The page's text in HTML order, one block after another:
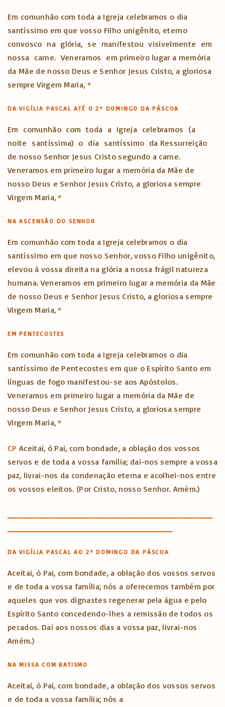
Em comunhão com toda a Igreja celebramos o dia
santíssimo em que vosso Filho unigênito, eterno
convosco na glória, se manifestou visivelmente em
nossa carne. Veneramos em primeiro lugar a memória
da Mãe de nosso Deus e Senhor Jesus Cristo, a gloriosa
sempre Virgem Maria, *
DA VIGÍLIA PASCAL ATÉ O 2º DOMINGO DA PÁSCOA
Em comunhão com toda a Igreja celebramos (a
noite santíssima) o dia santíssimo da Ressurreição
de nosso Senhor Jesus Cristo segundo a carne.
Veneramos em primeiro lugar a memória da Mãe de
nosso Deus e Senhor Jesus Cristo, a gloriosa sempre
Virgem Maria,*
NA ASCENSÃO DO SENHOR
Em comunhão com toda a Igreja celebramos o dia
santíssimo em que nosso Senhor, vosso Filho unigênito,
elevou à vossa direita na glória a nossa frágil natureza
humana. Veneramos em primeiro lugar a memória da Mãe
de nosso Deus e Senhor Jesus Cristo, a gloriosa sempre
Virgem Maria,*
EM PENTECOSTES
Em comunhão com toda a Igreja celebramos o dia
santíssimo de Pentecostes em que o Espírito Santo em
línguas de fogo manifestou-se aos Apóstolos.
Veneramos em primeiro lugar a memória da Mãe de
nosso Deus e Senhor Jesus Cristo, a gloriosa sempre
Virgem Maria,*
CP Aceitai, ó Pai, com bondade, a oblação dos vossos
servos e de toda a vossa família; dai-nos sempre a vossa
paz, livrai-nos da condenação eterna e acolhei-nos entre
os vossos eleitos. (Por Cristo, nosso Senhor. Amém.)
DA VIGÍLIA PASCAL AO 2º DOMINGO DA PÁSCOA
Aceitai, ó Pai, com bondade, a oblação dos vossos servos
e de toda a vossa família; nós a oferecemos também por
aqueles que vos dignastes regenerar pela água e pelo
Espírito Santo concedendo-lhes a remissão de todos os
pecados. Dai aos nossos dias a vossa paz, livrai-nos
Amém.)
NA MISSA COM BATISMO
Aceitai, ó Pai, com bondade, a oblação dos vossos servos
e de toda a vossa família; nós a